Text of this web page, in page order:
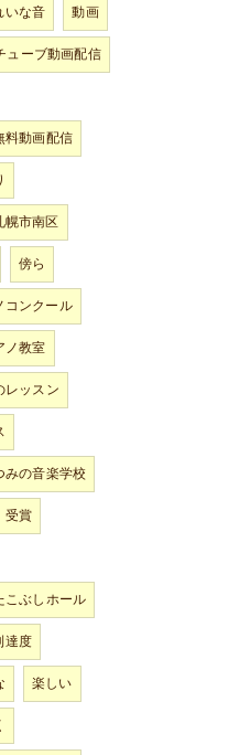
いな音
動画
ューブ動画配信
料動画配信
幌市南区
傍ら
コンクール
ノ教室
レッスン
みの音楽学校
受賞
こぶしホール
達度
楽しい